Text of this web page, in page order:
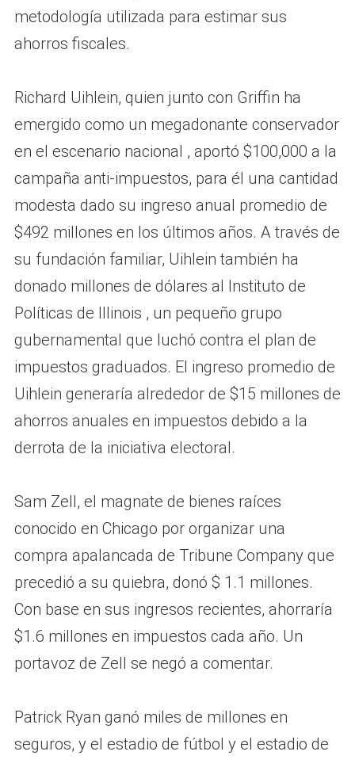
metodología utilizada para estimar sus
ahorros fiscales.
Richard Uihlein, quien junto con Griffin ha
emergido como un megadonante conservador
en el escenario nacional , aportó $100,000 a la
campaña anti-impuestos, para él una cantidad
modesta dado su ingreso anual promedio de
$492 millones en los últimos años. A través de
su fundación familiar, Uihlein también ha
donado millones de dólares al Instituto de
Políticas de Illinois , un pequeño grupo
gubernamental que luchó contra el plan de
impuestos graduados. El ingreso promedio de
Uihlein generaría alrededor de $15 millones de
ahorros anuales en impuestos debido a la
derrota de la iniciativa electoral.
Sam Zell, el magnate de bienes raíces
conocido en Chicago por organizar una
compra apalancada de Tribune Company que
precedió a su quiebra, donó $ 1.1 millones.
Con base en sus ingresos recientes, ahorraría
$1.6 millones en impuestos cada año. Un
portavoz de Zell se negó a comentar.
Patrick Ryan ganó miles de millones en
seguros, y el estadio de fútbol y el estadio de